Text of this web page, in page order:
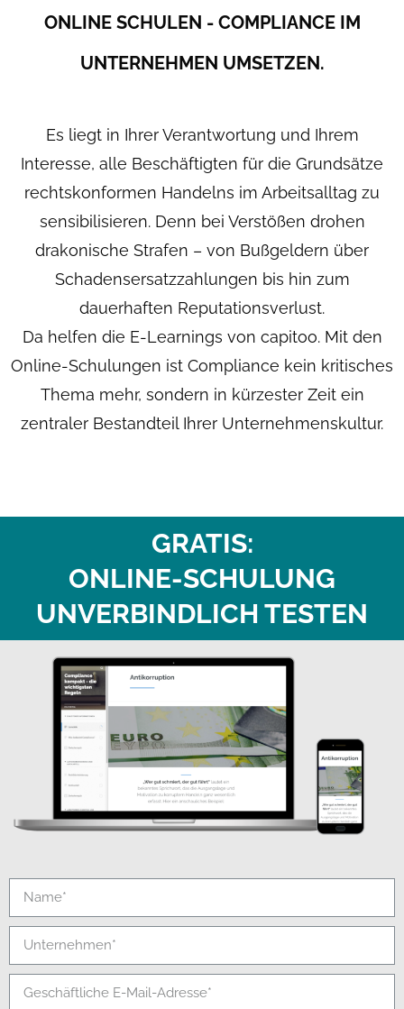
ONLINE SCHULEN - COMPLIANCE IM
UNTERNEHMEN UMSETZEN.
Es liegt in Ihrer Verantwortung und Ihrem
Interesse, alle Beschäftigten für die Grundsätze
rechtskonformen Handelns im Arbeitsalltag zu
sensibilisieren. Denn bei Verstößen drohen
drakonische Strafen – von Bußgeldern über
Schadensersatzzahlungen bis hin zum
dauerhaften Reputationsverlust.
Da helfen die E-Learnings von capitoo. Mit den
Online-Schulungen ist Compliance kein kritisches
Thema mehr, sondern in kürzester Zeit ein
zentraler Bestandteil Ihrer Unternehmenskultur.
GRATIS:
ONLINE-SCHULUNG
UNVERBINDLICH TESTEN